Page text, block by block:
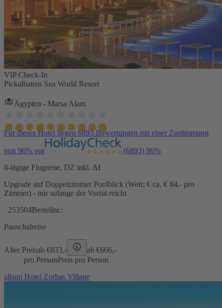
VIP Check-In
Pickalbatros Sea World Resort
Ägypten - Marsa Alam
Für dieses Hotel liegen 6893 Bewertungen mit einer Zustimmung
von 96% vor (6893) 96%
8-tägige Flugreise, DZ inkl. AI
Upgrade auf Doppelzimmer Poolblick (Wert: € ca. € 84,- pro
Zimmer) - nur solange der Vorrat reicht
253504Bestellnr.:
Pauschalreise
Alter Preisab €833,- ab €666,-
pro PersonPreis pro Person
allsun Hotel Zorbas Village